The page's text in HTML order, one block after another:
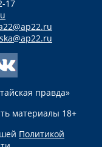
17
правда»
материалы 18+
Политикой